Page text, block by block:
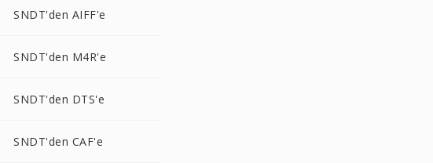
SNDT'den AIFF'e
SNDT'den M4R'e
SNDT'den DTS'e
SNDT'den CAF'e